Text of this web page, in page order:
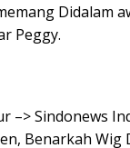
Didalam
Peggy.
–> Sindonews
Benarkah Wig